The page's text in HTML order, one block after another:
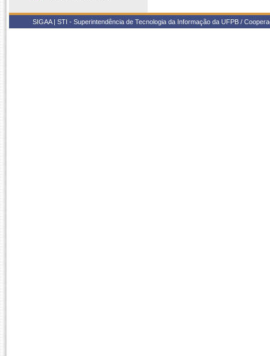
SIGAA | STI - Superintendência de Tecnologia da Informação da UFPB /